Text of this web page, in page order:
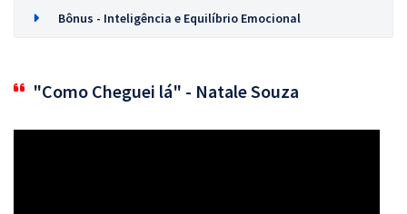
Bônus - Inteligência e Equilíbrio Emocional
"Como Cheguei lá" - Natale Souza